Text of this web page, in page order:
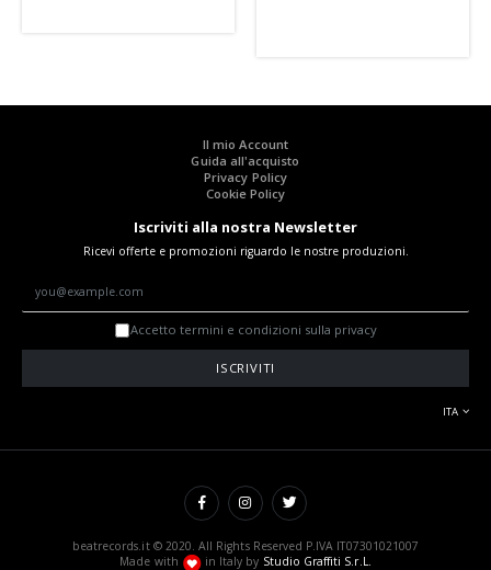
Il mio Account
Guida all'acquisto
Privacy Policy
Cookie Policy
Iscriviti alla nostra Newsletter
Ricevi offerte e promozioni riguardo le nostre produzioni.
Accetto termini e condizioni sulla privacy
ISCRIVITI
ITA
beatrecords.it © 2020. All Rights Reserved P.IVA IT07301021007
Made with
in Italy by Studio Graffiti S.r.L.